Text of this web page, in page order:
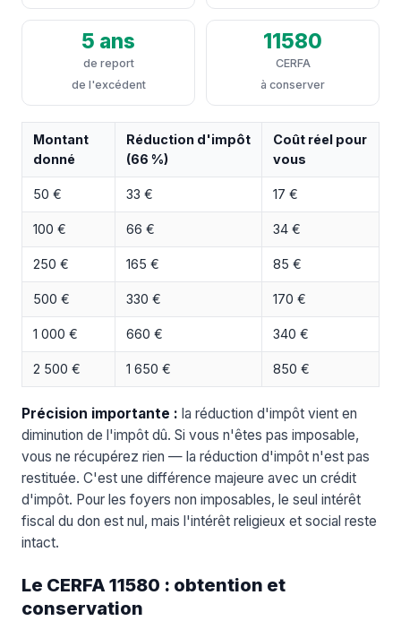
5 ans
de report
de l'excédent
11580
CERFA
à conserver
Montant
donné
Réduction d'impôt
(66 %)
Coût réel pour
vous
50 € 33 € 17 €
100 € 66 € 34 €
250 € 165 € 85 €
500 € 330 € 170 €
1 000 € 660 € 340 €
2 500 € 1 650 € 850 €
Précision importante : la réduction d'impôt vient en
diminution de l'impôt dû. Si vous n'êtes pas imposable,
vous ne récupérez rien — la réduction d'impôt n'est pas
restituée. C'est une différence majeure avec un crédit
d'impôt. Pour les foyers non imposables, le seul intérêt
fiscal du don est nul, mais l'intérêt religieux et social reste
intact.
Le CERFA 11580 : obtention et
conservation